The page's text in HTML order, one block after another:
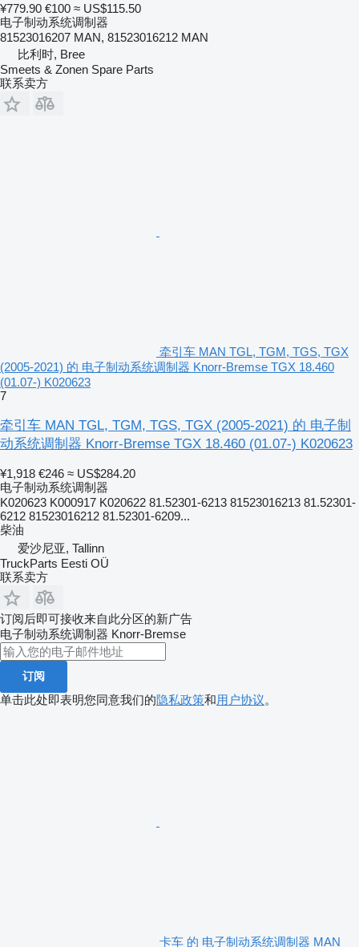
¥779.90 €100 ≈ US$115.50
电子制动系统调制器
81523016207 MAN, 81523016212 MAN
比利时, Bree
Smeets & Zonen Spare Parts
联系卖方
牵引车 MAN TGL, TGM, TGS, TGX
(2005-2021) 的 电子制动系统调制器 Knorr-Bremse TGX 18.460
(01.07-) K020623
7
牵引车 MAN TGL, TGM, TGS, TGX (2005-2021) 的 电子制
动系统调制器 Knorr-Bremse TGX 18.460 (01.07-) K020623
¥1,918 €246 ≈ US$284.20
电子制动系统调制器
K020623 K000917 K020622 81.52301-6213 81523016213 81.52301-
6212 81523016212 81.52301-6209...
柴油
爱沙尼亚, Tallinn
TruckParts Eesti OÜ
联系卖方
订阅后即可接收来自此分区的新广告
电子制动系统调制器 Knorr-Bremse
订阅
单击此处即表明您同意我们的隐私政策和用户协议。
卡车 的 电子制动系统调制器 MAN